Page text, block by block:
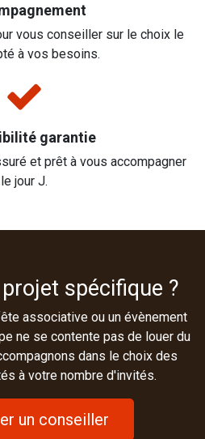
vous conseiller sur le choix le
à vos besoins.
garantie
et prêt à vous accompagner
le jour J.
spécifique ?
associative ou un évènement
ne se contente pas de louer du
dans le choix des
à votre nombre d'invités.
un conseiller